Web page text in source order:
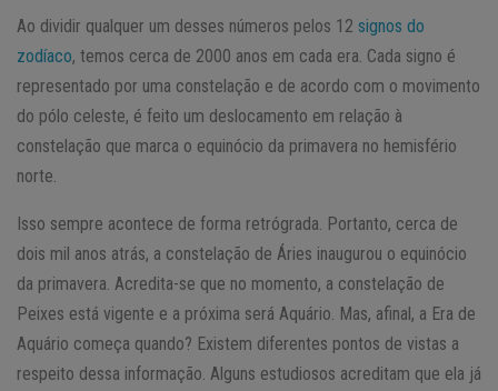
Ao dividir qualquer um desses números pelos 12 signos do
zodíaco, temos cerca de 2000 anos em cada era. Cada signo é
representado por uma constelação e de acordo com o movimento
do pólo celeste, é feito um deslocamento em relação à
constelação que marca o equinócio da primavera no hemisfério
norte.
Isso sempre acontece de forma retrógrada. Portanto, cerca de
dois mil anos atrás, a constelação de Áries inaugurou o equinócio
da primavera. Acredita-se que no momento, a constelação de
Peixes está vigente e a próxima será Aquário. Mas, afinal, a Era de
Aquário começa quando? Existem diferentes pontos de vistas a
respeito dessa informação. Alguns estudiosos acreditam que ela já